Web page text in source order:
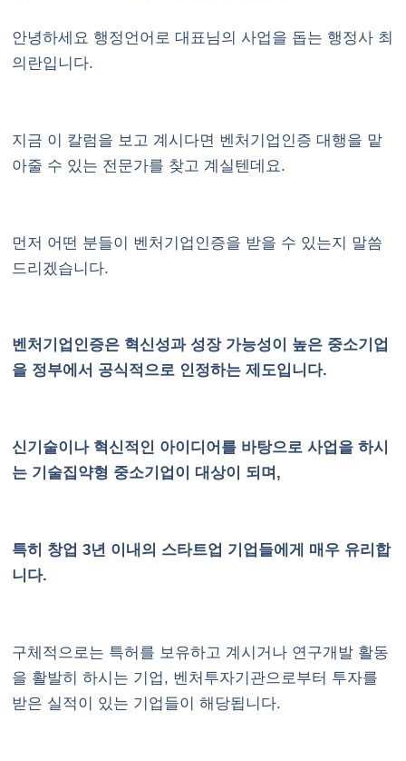
안녕하세요 행정언어로 대표님의 사업을 돕는 행정사 최
의란입니다.
지금 이 칼럼을 보고 계시다면 벤처기업인증 대행을 맡
아줄 수 있는 전문가를 찾고 계실텐데요.
먼저 어떤 분들이 벤처기업인증을 받을 수 있는지 말씀
드리겠습니다.
벤처기업인증은 혁신성과 성장 가능성이 높은 중소기업
을 정부에서 공식적으로 인정하는 제도입니다.
신기술이나 혁신적인 아이디어를 바탕으로 사업을 하시
는 기술집약형 중소기업이 대상이 되며,
특히 창업 3년 이내의 스타트업 기업들에게 매우 유리합
니다.
구체적으로는 특허를 보유하고 계시거나 연구개발 활동
을 활발히 하시는 기업, 벤처투자기관으로부터 투자를
받은 실적이 있는 기업들이 해당됩니다.